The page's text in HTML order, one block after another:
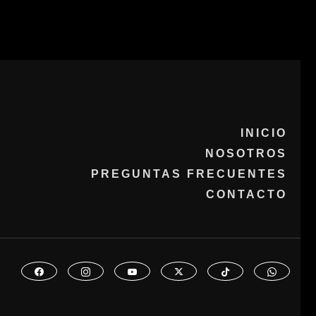
INICIO
NOSOTROS
PREGUNTAS FRECUENTES
CONTACTO